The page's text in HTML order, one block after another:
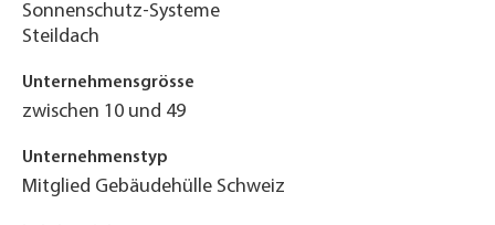
Sonnenschutz-Systeme
Steildach
Unternehmensgrösse
zwischen 10 und 49
Unternehmenstyp
Mitglied Gebäudehülle Schweiz